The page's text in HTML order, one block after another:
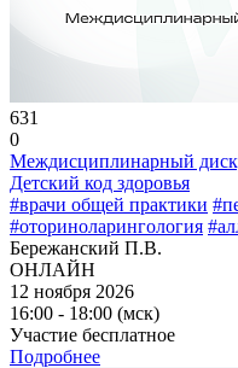
631
0
Междисциплинарный
Детский код здоровья
#врачи общей практики
#оториноларингология
Бережанский П.В.
ОНЛАЙН
12 ноября 2026
16:00 - 18:00 (мск)
Участие бесплатное
Подробнее